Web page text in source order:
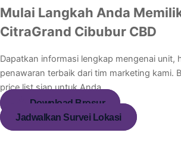
Mulai Langkah Anda
CitraGrand Cibubur CBD
Dapatkan informasi lengkap mengenai unit,
penawaran terbaik dari tim marketing kami.
price list siap untuk Anda.
Download Brosur
Jadwalkan Survei Lokasi